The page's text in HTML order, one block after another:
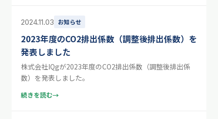
2024.11.03 お知らせ
2023年度のCO2排出係数（調整後排出係数）を
発表しました
株式会社IQgが2023年度のCO2排出係数（調整後排出係
数）を発表しました。
続きを読む→